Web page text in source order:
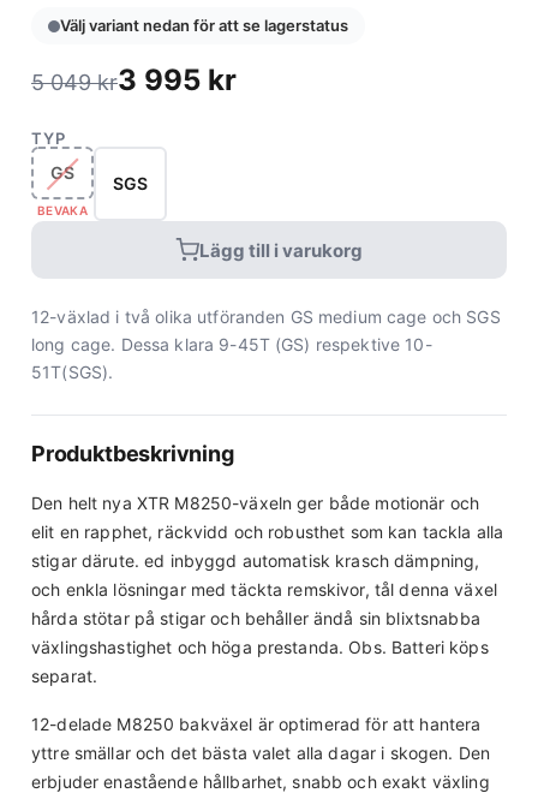
Välj variant nedan för att se lagerstatus
5 049kr3 995 kr
TYP
GS
BEVAKA
SGS
Lägg till i varukorg
12-växlad i två olika utföranden GS medium cage och SGS
long cage. Dessa klara 9-45T (GS) respektive 10-
51T(SGS).
Produktbeskrivning
Den helt nya XTR M8250-växeln ger både motionär och
elit en rapphet, räckvidd och robusthet som kan tackla alla
stigar därute. ed inbyggd automatisk krasch dämpning,
och enkla lösningar med täckta remskivor, tål denna växel
hårda stötar på stigar och behåller ändå sin blixtsnabba
växlingshastighet och höga prestanda. Obs. Batteri köps
separat.
12-delade M8250 bakväxel är optimerad för att hantera
yttre smällar och det bästa valet alla dagar i skogen. Den
erbjuder enastående hållbarhet, snabb och exakt växling